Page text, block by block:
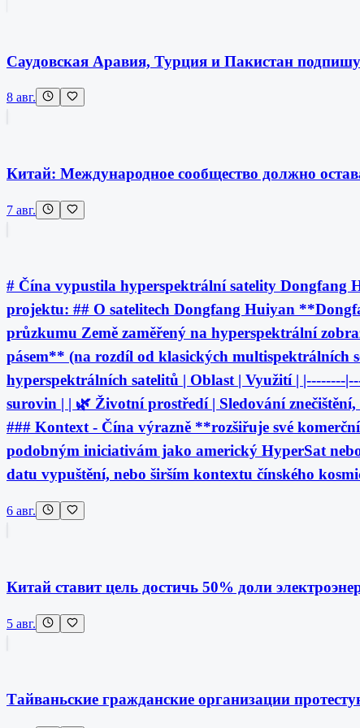
Саудовская Аравия, Турция и Пакистан
8 авг.
Китай: Международное сообщество должно
7 авг.
# Čína vypustila hyperspektrální satelity Dongfang
projektu: ## O satelitech Dongfang Huiyan
průzkumu Země zaměřený na hyperspektrální
pásem** (na rozdíl od klasických multispektrálních
hyperspektrálních satelitů | Oblast | Využití | |--------
surovin | | 🌿 Životní prostředí | Sledování
### Kontext - Čína výrazně **rozšiřuje své
podobným iniciativám jako americký HyperSat
datu vypuštění, nebo širším kontextu čínského
6 авг.
Китай ставит цель достичь 50% доли
5 авг.
Тайваньские гражданские организации